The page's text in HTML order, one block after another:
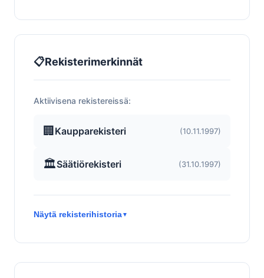
📋Rekisterimerkinnät
Aktiivisena rekistereissä:
🏢 Kaupparekisteri (10.11.1997)
🏛️Säätiörekisteri (31.10.1997)
Näytä rekisterihistoria▼